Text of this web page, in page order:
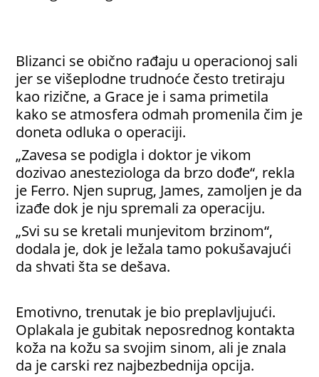
Blizanci se obično rađaju u operacionoj sali
jer se višeplodne trudnoće često tretiraju
kao rizične, a Grace je i sama primetila
kako se atmosfera odmah promenila čim je
doneta odluka o operaciji.
„Zavesa se podigla i doktor je vikom
dozivao anesteziologa da brzo dođe“, rekla
je Ferro. Njen suprug, James, zamoljen je da
izađe dok je nju spremali za operaciju.
„Svi su se kretali munjevitom brzinom“,
dodala je, dok je ležala tamo pokušavajući
da shvati šta se dešava.
Emotivno, trenutak je bio preplavljujući.
Oplakala je gubitak neposrednog kontakta
koža na kožu sa svojim sinom, ali je znala
da je carski rez najbezbednija opcija.